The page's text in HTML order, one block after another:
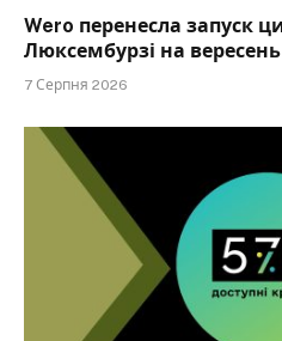
Wero перенесла запуск
Люксембурзі на вересень
7 Серпня 2026